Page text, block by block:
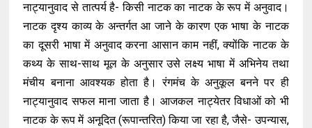
नाट्यानुवाद से तात्पर्य है- किसी नाटक का नाटक के रूप में अनुवाद।
नाटक दृश्य काव्य के अन्तर्गत आ जाने के कारण एक भाषा के नाटक
का दूसरी भाषा में अनुवाद करना आसान काम नहीं, क्योंकि नाटक के
कथ्य के साथ-साथ मूल के अनुसार उसे लक्ष्य भाषा में अभिनेय तथा
मंचीय बनाना आवश्यक होता है। रंगमंच के अनुकूल बनने पर ही
नाट्यानुवाद सफल माना जाता है। आजकल नाट्येतर विधाओं को भी
नाटक के रूप में अनूदित (रूपान्तरित) किया जा रहा है, जैसे- उपन्यास,